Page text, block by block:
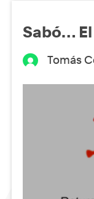
Sabó…
Tomás